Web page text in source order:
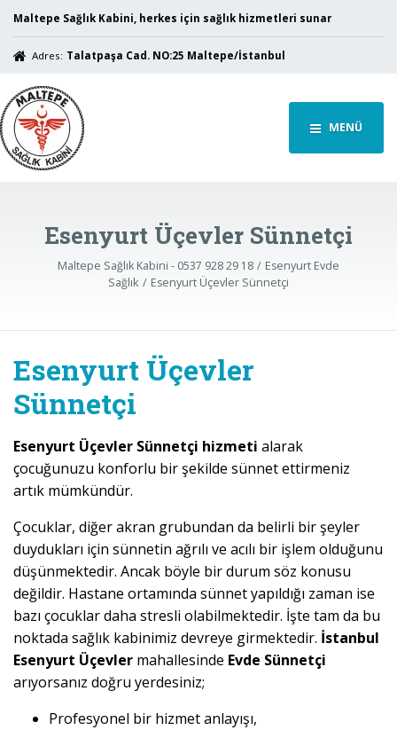
Maltepe Sağlık Kabini, herkes için sağlık hizmetleri sunar
Adres: Talatpaşa Cad. NO:25 Maltepe/İstanbul
MENÜ
Esenyurt Üçevler Sünnetçi
Maltepe Sağlık Kabini - 0537 928 29 18
Esenyurt Evde
Sağlık
Esenyurt Üçevler Sünnetçi
Esenyurt Üçevler
Sünnetçi
Esenyurt Üçevler Sünnetçi hizmeti alarak
çocuğunuzu konforlu bir şekilde sünnet ettirmeniz
artık mümkündür.
Çocuklar, diğer akran grubundan da belirli bir şeyler
duydukları için sünnetin ağrılı ve acılı bir işlem olduğunu
düşünmektedir. Ancak böyle bir durum söz konusu
değildir. Hastane ortamında sünnet yapıldığı zaman ise
bazı çocuklar daha stresli olabilmektedir. İşte tam da bu
noktada sağlık kabinimiz devreye girmektedir. İstanbul
Esenyurt Üçevler mahallesinde Evde Sünnetçi
arıyorsanız doğru yerdesiniz;
Profesyonel bir hizmet anlayışı,